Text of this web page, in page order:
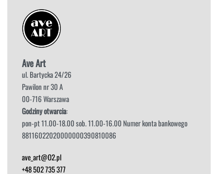
Ave Art
ul. Bartycka 24/26
Pawilon nr 30 A
00-716 Warszawa
Godziny otwarcia:
pon-pt 11.00-18.00 sob. 11.00-16.00 Numer konta bankowego
88116022020000000390810086
ave_art@O2.pl
+48 502 735 377